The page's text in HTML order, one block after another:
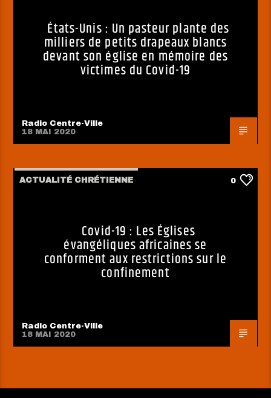
États-Unis : Un pasteur plante des
milliers de petits drapeaux blancs
devant son église en mémoire des
victimes du Covid-19
Radio Centre-Ville
18 MAI 2020
ACTUALITÉ CHRÉTIENNE 0
Covid-19 : Les Églises
évangéliques africaines se
conforment aux restrictions sur le
confinement
Radio Centre-Ville
18 MAI 2020